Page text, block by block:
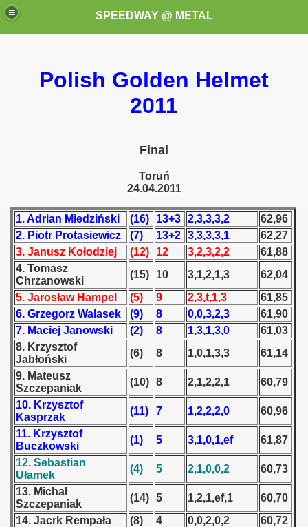
SPEEDWAY @ METAL
Polish Golden Helmet
2011
Final
Toruń
24.04.2011
1. Adrian Miedziński (16) 13+3 2,3,3,3,2
62,96
2. Piotr Protasiewicz
(7) 13+2 3,3,3,3,1
62,27
3. Janusz Kołodziej
(12) 12 3,2,3,2,2
61,88
4. Tomasz
Chrzanowski
(15) 10 3,1,2,1,3
62,04
5. Jarosław Hampel
(5) 9 2,3,t,1,3
61,85
6. Grzegorz Walasek
(9) 8 0,0,3,2,3
61,90
7. Maciej Janowski
(2) 8 1,3,1,3,0
61,03
8. Krzysztof
Jabłoński
(6) 8 1,0,1,3,3
61,14
9. Mateusz
Szczepaniak
(10) 8 2,1,2,2,1
60,79
10. Krzysztof
Kasprzak
(11) 7 1,2,2,2,0
60,96
11. Krzysztof
Buczkowski
(1) 5 3,1,0,1,ef
61,87
12. Sebastian
Ułamek
(4) 5 2,1,0,0,2
60,73
13. Michał
Szczepaniak
(14) 5 1,2,1,ef,1
60,70
14. Jacrk Rempała
(8) 4 0,0,2,0,2
60,72
(My speedway programmes to exchange or sale)
Świata (World Speedway Championship)
1946